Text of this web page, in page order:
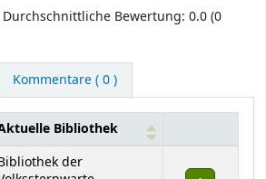
Durchschnittliche Bewertung: 0.0 (0
Kommentare ( 0 )
Bibliothek
der